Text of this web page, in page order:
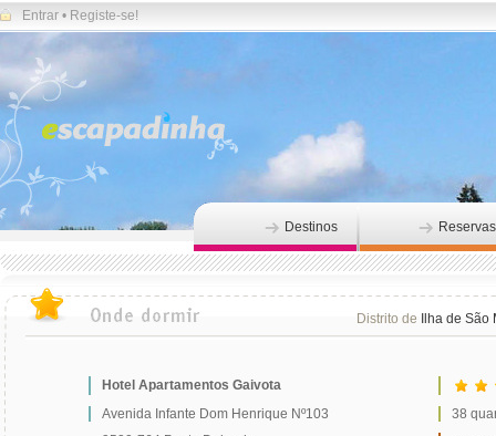
Entrar • Registe-se!
Destinos Reservas
Distrito de Ilha de São
Hotel Apartamentos Gaivota
Avenida Infante Dom Henrique Nº103
38